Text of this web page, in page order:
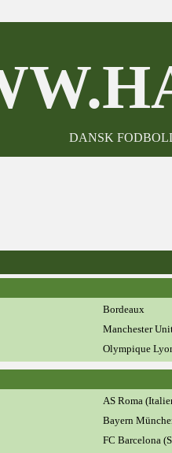
DANSK
Bordeaux
Manchester
Olympique
AS Roma
Bayern
FC Barcelona